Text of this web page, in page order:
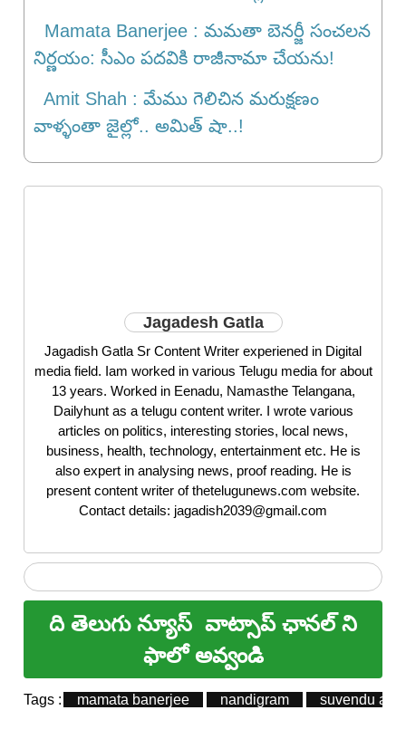
Mamata Banerjee : మమతా బెనర్జీ సంచలన
నిర్ణయం: సీఎం పదవికి రాజీనామా చేయను!
Amit Shah : మేము గెలిచిన మరుక్షణం
వాళ్ళంతా జైల్లో.. అమిత్ షా..!
Jagadesh Gatla
Jagadish Gatla Sr Content Writer experiened in Digital
media field. Iam worked in various Telugu media for about
13 years. Worked in Eenadu, Namasthe Telangana,
Dailyhunt as a telugu content writer. I wrote various
articles on politics, interesting stories, local news,
business, health, technology, entertainment etc. He is
also expert in analysing news, proof reading. He is
present content writer of thetelugunews.com website.
Contact details: jagadish2039@gmail.com
ది తెలుగు న్యూస్ వాట్సాప్ ఛానల్ ని
ఫాలో అవ్వండి
Tags : mamata banerjee nandigram suvendu